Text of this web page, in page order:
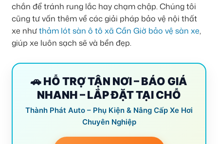
chắn để tránh rung lắc hay chạm chập. Chúng tôi
cũng tư vấn thêm về các giải pháp bảo vệ nội thất
xe nhưthảm lót sàn ô tô xã Cần Giờ bảo vệ sàn xe,
giúp xe luôn sạch sẽ và bền đẹp.
🚗 HỖ TRỢ TẬN NƠI – BÁO GIÁ
NHANH – LẮP ĐẶT TẠI CHỖ
Thành Phát Auto – Phụ Kiện & Nâng Cấp Xe Hơi
Chuyên Nghiệp